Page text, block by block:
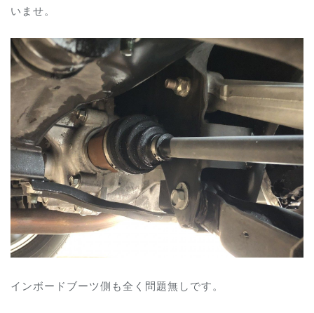
いませ。
インボードブーツ側も全く問題無しです。